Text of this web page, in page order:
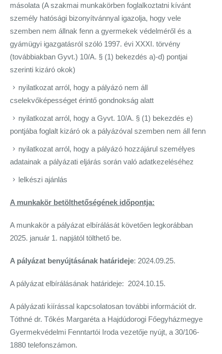
másolata (A szakmai munkakörben foglalkoztatni kívánt
személy hatósági bizonyítvánnyal igazolja, hogy vele
szemben nem állnak fenn a gyermekek védelméről és a
gyámügyi igazgatásról szóló 1997. évi XXXI. törvény
(továbbiakban Gyvt.) 10/A. § (1) bekezdés a)-d) pontjai
szerinti kizáró okok)
nyilatkozat arról, hogy a pályázó nem áll
cselekvőképességet érintő gondnokság alatt
nyilatkozat arról, hogy a Gyvt. 10/A. § (1) bekezdés e)
pontjába foglalt kizáró ok a pályázóval szemben nem áll fenn
nyilatkozat arról, hogy a pályázó hozzájárul személyes
adatainak a pályázati eljárás során való adatkezeléséhez
lelkészi ajánlás
A munkakör betölthetőségének időpontja:
A munkakör a pályázat elbírálását követően legkorábban
2025. január 1. napjától tölthető be.
A pályázat benyújtásának határideje: 2024.09.25.
A pályázat elbírálásának határideje: 2024.10.15.
A pályázati kiírással kapcsolatosan további információt dr.
Tóthné dr. Tőkés Margaréta a Hajdúdorogi Főegyházmegye
Gyermekvédelmi Fenntartói Iroda vezetője nyújt, a 30/106-
1880 telefonszámon.